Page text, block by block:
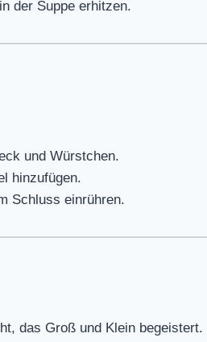
der Suppe erhitzen.
und Würstchen.
hinzufügen.
Schluss einrühren.
das Groß und Klein begeistert.